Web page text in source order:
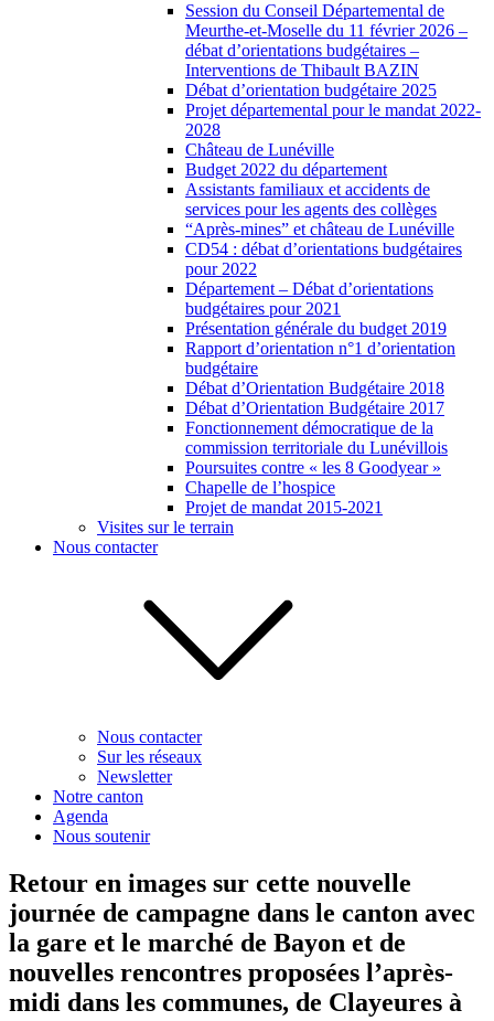
Session du Conseil Départemental de
Meurthe-et-Moselle du 11 février 2026 –
débat d’orientations budgétaires –
Interventions de Thibault BAZIN
Débat d’orientation budgétaire 2025
Projet départemental pour le mandat 2022-
2028
Château de Lunéville
Budget 2022 du département
Assistants familiaux et accidents de
services pour les agents des collèges
“Après-mines” et château de Lunéville
CD54 : débat d’orientations budgétaires
pour 2022
Département – Débat d’orientations
budgétaires pour 2021
Présentation générale du budget 2019
Rapport d’orientation n°1 d’orientation
budgétaire
Débat d’Orientation Budgétaire 2018
Débat d’Orientation Budgétaire 2017
Fonctionnement démocratique de la
commission territoriale du Lunévillois
Poursuites contre « les 8 Goodyear »
Chapelle de l’hospice
Projet de mandat 2015-2021
Visites sur le terrain
Nous contacter
Nous contacter
Sur les réseaux
Newsletter
Notre canton
Agenda
Nous soutenir
Retour en images sur cette nouvelle
journée de campagne dans le canton avec
la gare et le marché de Bayon et de
nouvelles rencontres proposées l’après-
midi dans les communes, de Clayeures à